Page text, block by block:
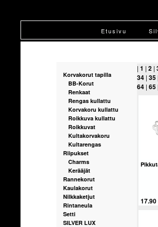
Etusivu
Korvakorut tapilla
BB-Korut
Renkaat
Rengas kullattu
Korvakoru kullattu
Roikkuva kullattu
Roikkuvat
Kultakorvakoru
Kultarengas
Riipukset
Charms
Kerääjät
Rannekorut
Kaulakorut
Nilkkaketjut
Rintaneula
Setti
SILVER LUX
| 1 | 2 |
34 | 35
64 | 65
17.90